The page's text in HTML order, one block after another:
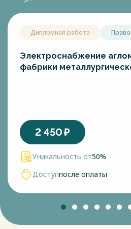
Дипломная работа
Электроснабжение
фабрики
2 450₽
Уникальность от50%
Доступпосле оплаты